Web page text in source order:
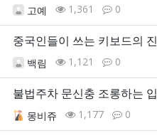
고예 1,361 0
중국인들이 쓰는 키보드의
백림 1,121 0
불법주차 문신충 조롱하는
몽비쥬 1,177 0